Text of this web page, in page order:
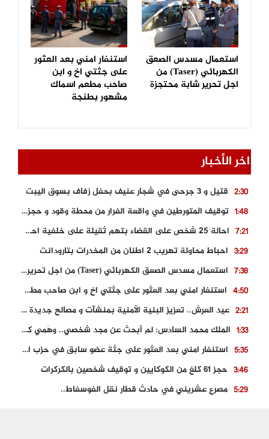
استعمال مسدس الصعق
الكهربائي (Taser) من
اجل تحرير شابة محتجزة
استنفار امني بعد العثور
على جثتي اخ و ابن
صاحب مطعم اسماك
مشهور بطنجة
اخر الأخبار
2:30 قتيل و 3 جرحى في شجار عنيف بحفل زفاف بسوق اليبت
1:48
توقيف المتورطين في واقعة الفرار من محطة وقود و حجز السيارة
7:21
احالة 25 شخص على القضاء بتهم ثقيلة على خلفية احداث المناطق الشمالية
3:29 احباط محاولة تهريب 2 اطنان من المخدرات بتارودانت
7:38
استعمال مسدس الصعق الكهربائي (Taser) من اجل تحرير شابة محتجزة
4:50
استنفار امني بعد العثور على جثتي اخ و ابن صاحب مطعم اسماك مشهور بطنجة
2:21
عيد العرش.. تعزيز البنية الأمنية بمنشآت و مصالح جديدة بكل من الحسيمة – فاس و الناظور
1:33
الملك محمد السادس: لم أبحث عن مجد شخصي.. وهَمي كرامة المغاربة
5:35
استنفار امني بعد العثور على جثة عضو سابق في حزب المصباح بالقنيطرة..
3:46 حجز 61 كلغ من الكوكايين و توقيف شخصين بالكركرات
5:29 مصرع عشريني في حادث قطار نقل الفوسفاط..